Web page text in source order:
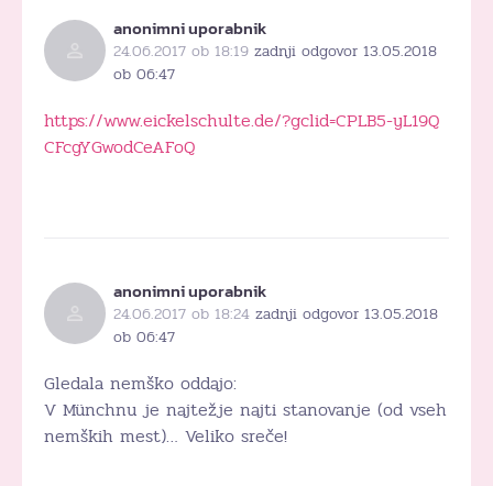
anonimni uporabnik
24.06.2017 ob 18:19 zadnji odgovor 13.05.2018
ob 06:47
https://www.eickelschulte.de/?gclid=CPLB5-yL19Q
CFcgYGwodCeAFoQ
anonimni uporabnik
24.06.2017 ob 18:24 zadnji odgovor 13.05.2018
ob 06:47
Gledala nemško oddajo:
V Münchnu je najtežje najti stanovanje (od vseh
nemških mest)… Veliko sreče!